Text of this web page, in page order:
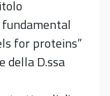
for proteins”
della D.ssa